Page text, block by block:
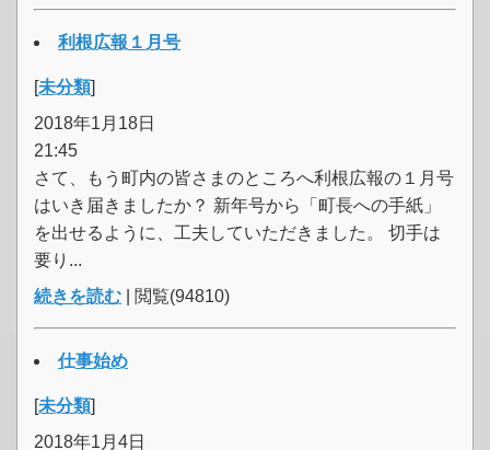
利根広報１月号
[未分類]
2018年1月18日
21:45
さて、もう町内の皆さまのところへ利根広報の１月号
はいき届きましたか？ 新年号から「町長への手紙」
を出せるように、工夫していただきました。 切手は
要り...
続きを読む | 閲覧(94810)
仕事始め
[未分類]
2018年1月4日